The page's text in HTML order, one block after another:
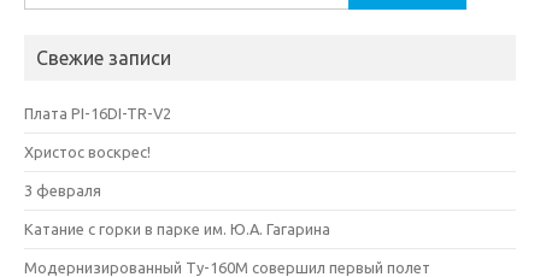
Свежие записи
Плата PI-16DI-TR-V2
Христос воскрес!
3 февраля
Катание с горки в парке им. Ю.А. Гагарина
Модернизированный Ту-160М совершил первый полет